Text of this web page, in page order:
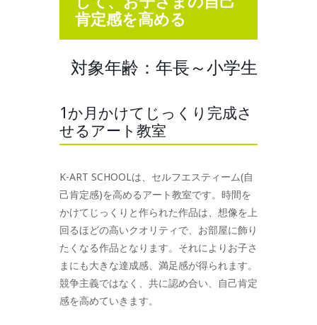
肯定感を高める
対象年齢：年長～小学生
1か月かけてじっくり完成さ
せるアート教室
K-ART SCHOOLは、セルフエスティーム(自
己肯定感)を高めるアート教室です。時間を
かけてじっくりと作られた作品は、想像を上
回るほどの高いクオリティで、お部屋に飾り
たくなる作品となります。それによりお子さ
まにも大きな達成感、満足感が得られます。
競争主義ではなく、共に認め合い、自己肯定
感を高めていきます。